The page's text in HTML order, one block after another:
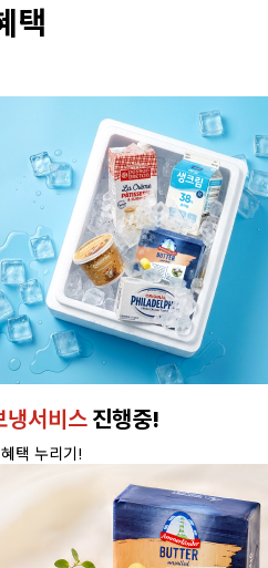
택
,빠르게 받아보세요.
인하기>